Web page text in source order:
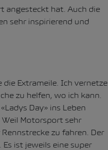
angesteckt hat. Auch die
sehr inspirierend und
Extrameile. Ich vernetze
zu helfen, wo ich kann.
Day» ins Leben
Weil Motorsport sehr
zu fahren. Der
ist jeweils eine super